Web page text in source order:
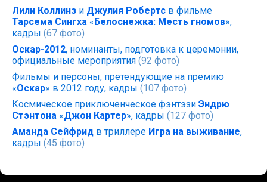
Лили Коллинз и Джулия Робертс в фильме
Тарсема Сингха «Белоснежка: Месть гномов»,
кадры (67 фото)
Оскар-2012, номинанты, подготовка к церемонии,
официальные мероприятия (92 фото)
Фильмы и персоны, претендующие на премию
«Оскар» в 2012 году, кадры (107 фото)
Космическое приключенческое фэнтэзи Эндрю
Стэнтона «Джон Картер», кадры (127 фото)
Аманда Сейфрид в триллере Игра на выживание,
кадры (45 фото)